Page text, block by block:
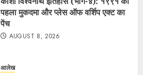
पहला मुकदमा और प्लेस ऑफ वर्शिप एक्ट का
पेंच
AUGUST 8, 2026
आलेख